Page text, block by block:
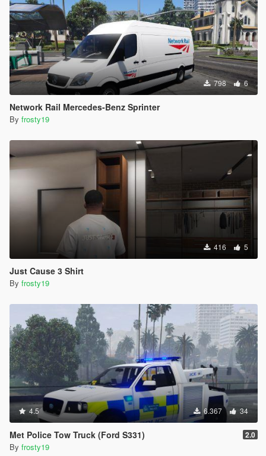
798 6
Network Rail Mercedes-Benz Sprinter
By frosty19
416 5
Just Cause 3 Shirt
By frosty19
4.5 6.367 34
Met Police Tow Truck (Ford S331) 2.0
By frosty19